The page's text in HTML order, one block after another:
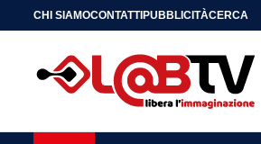
CHI SIAMOCONTATTIPUBBLICITÀCERCA